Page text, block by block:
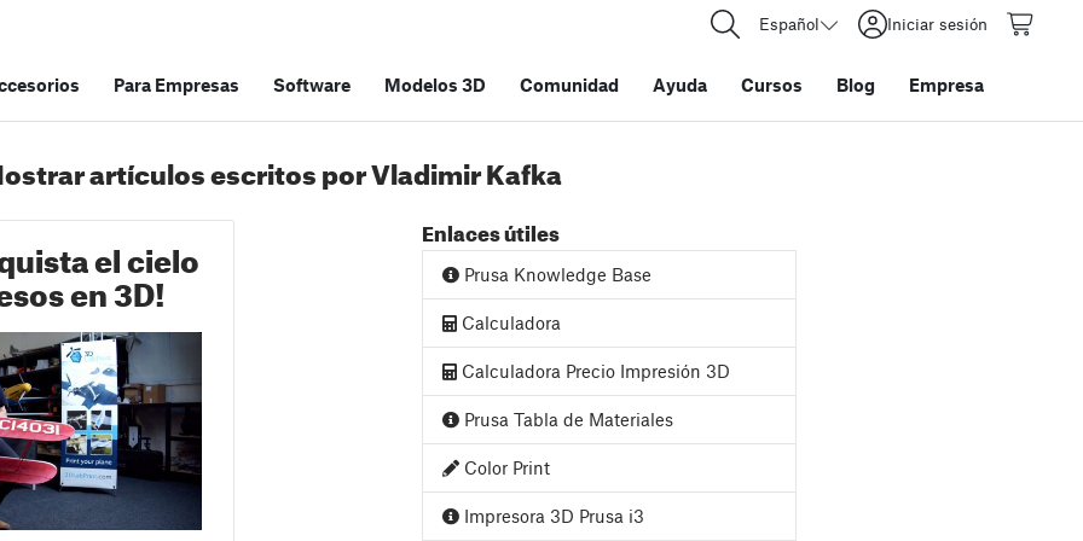
Español Iniciar sesión
Para Empresas Software Modelos 3D Comunidad Ayuda Cursos Blog Empresa
artículos escritos por Vladimir Kafka
el cielo
en 3D!
Enlaces útiles
Prusa Knowledge Base
Calculadora
Calculadora Precio Impresión 3D
Prusa Tabla de Materiales
Color Print
Impresora 3D Prusa i3